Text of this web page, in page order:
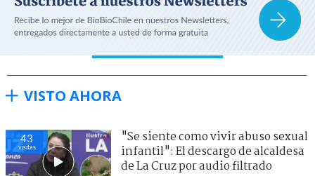
VISTO AHORA
43
visitas
"Se siente como vivir abuso sexual
infantil": El descargo de alcaldesa
de La Cruz por audio filtrado